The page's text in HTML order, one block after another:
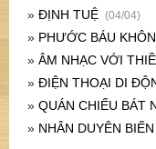
» ĐỊNH TUỆ (04/04)
» PHƯỚC BÁU
» ÂM NHẠC VỚI
» ĐIỆN THOẠI DI
» QUÁN CHIẾU BÁT
» NHÂN DUYÊN